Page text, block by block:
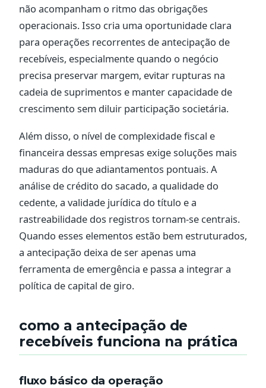
não acompanham o ritmo das obrigações
operacionais. Isso cria uma oportunidade clara
para operações recorrentes de antecipação de
recebíveis, especialmente quando o negócio
precisa preservar margem, evitar rupturas na
cadeia de suprimentos e manter capacidade de
crescimento sem diluir participação societária.
Além disso, o nível de complexidade fiscal e
financeira dessas empresas exige soluções mais
maduras do que adiantamentos pontuais. A
análise de crédito do sacado, a qualidade do
cedente, a validade jurídica do título e a
rastreabilidade dos registros tornam-se centrais.
Quando esses elementos estão bem estruturados,
a antecipação deixa de ser apenas uma
ferramenta de emergência e passa a integrar a
política de capital de giro.
como a antecipação de
recebíveis funciona na prática
fluxo básico da operação